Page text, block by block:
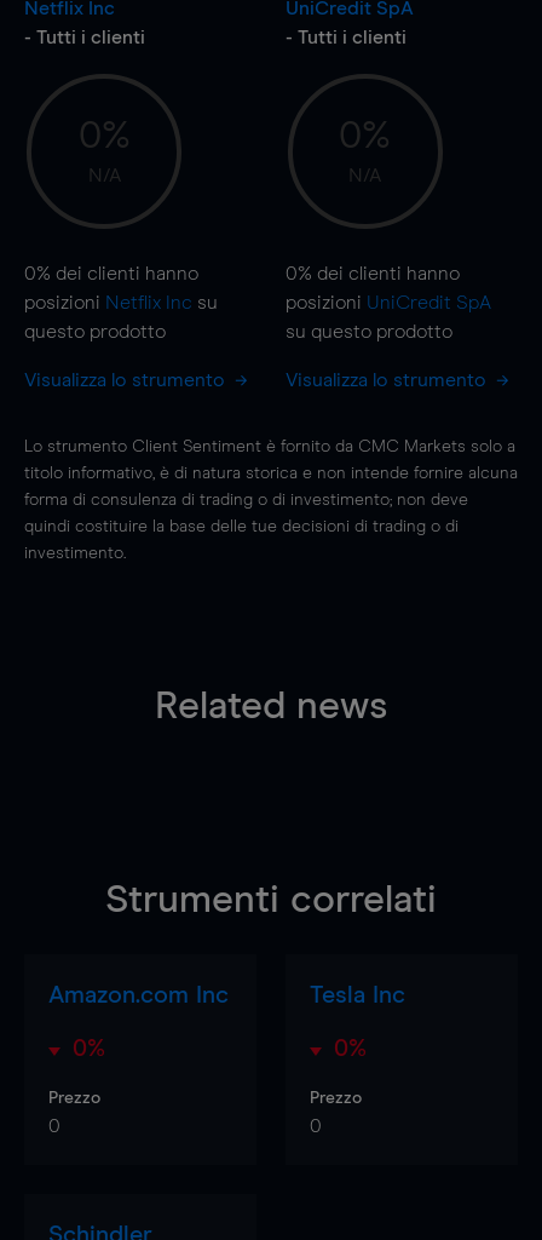
Netflix Inc
- Tutti i clienti
0%
N/A
0% dei clienti hanno
posizioni Netflix Inc su
questo prodotto
Visualizza lo strumento
UniCredit SpA
- Tutti i clienti
0%
N/A
0% dei clienti hanno
posizioni UniCredit SpA
su questo prodotto
Visualizza lo strumento
Lo strumento Client Sentiment è fornito da CMC Markets solo a
titolo informativo, è di natura storica e non intende fornire alcuna
forma di consulenza di trading o di investimento; non deve
quindi costituire la base delle tue decisioni di trading o di
investimento.
Related news
Strumenti correlati
Amazon.com Inc
0%
Prezzo
0
Tesla Inc
0%
Prezzo
0
Schindler